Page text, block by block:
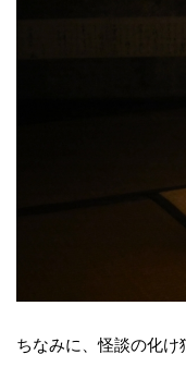
ちなみに、怪談の化